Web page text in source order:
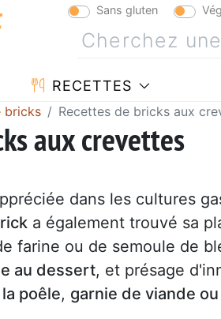
Sans gluten
RECETTES
bricks Recettes de bricks aux
aux crevettes
dans les cultures
a également trouvé sa
farine ou de semoule de
au dessert, et présage
poêle, garnie de viande